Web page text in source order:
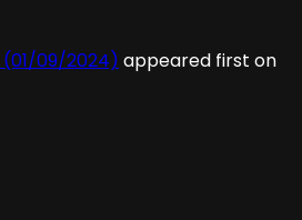
(01/09/2024) appeared first on